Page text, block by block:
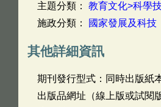
主題分類： 教育文化>科學
施政分類：
國家發展及科技
其他詳細資訊
期刊發行型式：同時出版紙
出版品網址（線上版或試閱